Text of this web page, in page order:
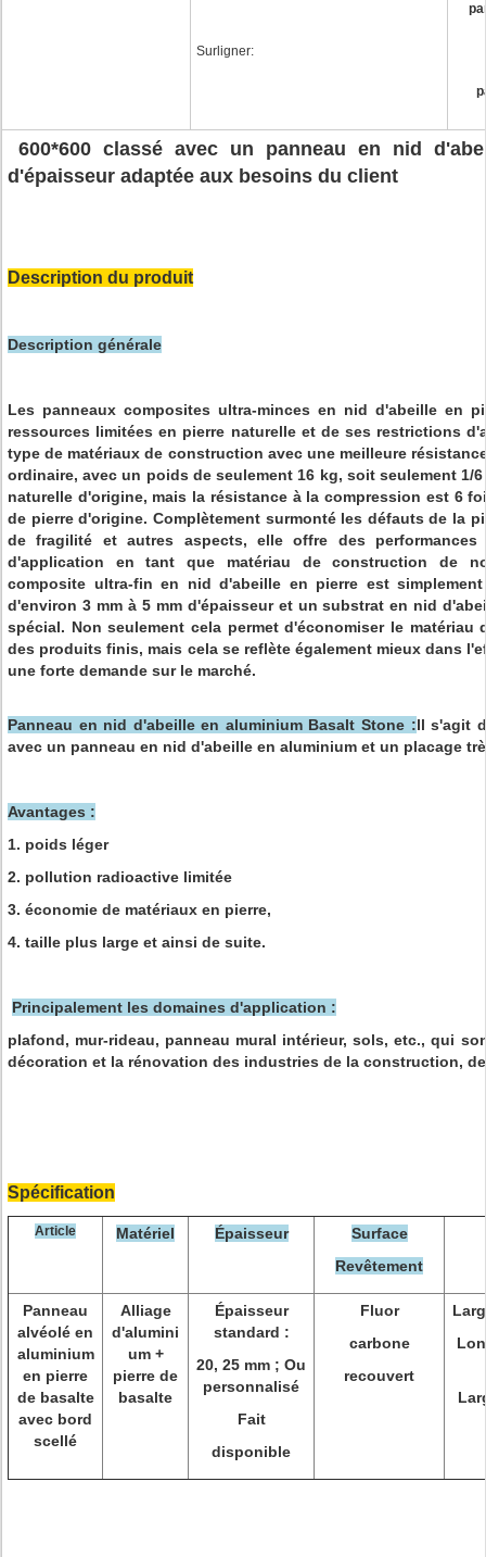
Surligner:
600*600 classé avec un panneau en nid
d'épaisseur adaptée aux besoins du client
Description du produit
Description générale
Les panneaux composites ultra-minces en nid d'abeille en
ressources limitées en pierre naturelle et de ses restrictions
type de matériaux de construction avec une meilleure
ordinaire, avec un poids de seulement 16 kg, soit seulement 1/
naturelle d'origine, mais la résistance à la compression est 6
de pierre d'origine. Complètement surmonté les défauts de la
de fragilité et autres aspects, elle offre des
d'application en tant que matériau de construction de
composite ultra-fin en nid d'abeille en pierre est
d'environ 3 mm à 5 mm d'épaisseur et un substrat en nid
spécial. Non seulement cela permet d'économiser le
des produits finis, mais cela se reflète également mieux dans
une forte demande sur le marché.
Panneau en nid d'abeille en aluminium Basalt Stone :Il s'agit
avec un panneau en nid d'abeille en aluminium et un placage
Avantages :
1. poids léger
2. pollution radioactive limitée
3. économie de matériaux en pierre,
4. taille plus large et ainsi de suite.
Principalement les domaines d'application :
plafond, mur-rideau, panneau mural intérieur, sols, etc., qui
décoration et la rénovation des industries de la construction,
Spécification
Article Matériel Épaisseur
Surface
Revêtement
Panneau
alvéolé en
aluminium
en pierre
de basalte
avec bord
scellé
Alliage
d'alumini
um +
pierre de
basalte
Épaisseur
standard :
20, 25 mm ; Ou
personnalisé
Fait
disponible
Fluor
carbone
recouvert